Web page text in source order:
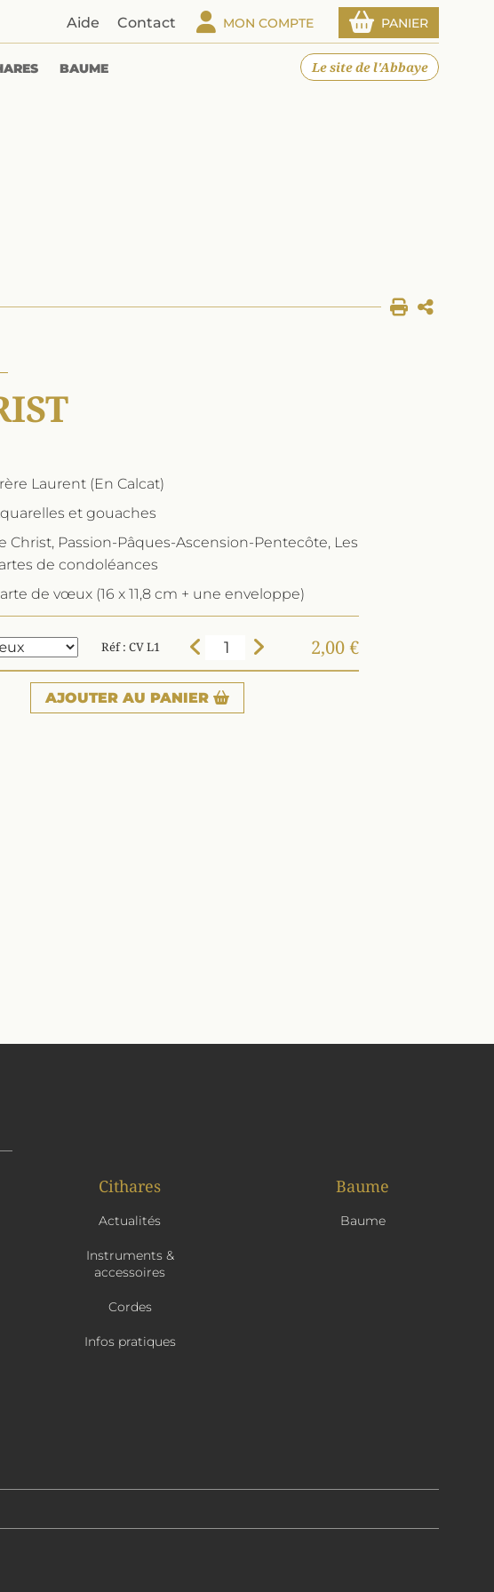
Aide Contact MON COMPTE PANIER
BAUME Le site de l'Abbaye
Laurent (En Calcat)
et gouaches
Christ, Passion-Pâques-Ascension-Pentecôte, Les
de condoléances
de vœux (16 x 11,8 cm + une enveloppe)
Réf : CV L1 2,00 €
AJOUTER AU PANIER
Cithares
Actualités
Instruments &
accessoires
Cordes
Infos pratiques
Baume
Baume